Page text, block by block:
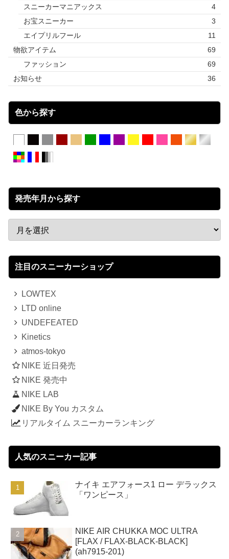
スニーカーマニアックス
4
お宝スニーカー
3
エイプリルフール
11
物欲アイテム
69
ファッション
69
お知らせ
36
色から探す
発売年月から探す
注目のスニーカーショップ
LOWTEX
LTD online
UNDEFEATED
Kinetics
atmos-tokyo
NIKE 近日発売
NIKE 発売中
NIKE LAB
NIKE By You カスタム
リアルタイム スニーカーランキング
人気のスニーカー記事
ナイキ エアフォース1 ロー デラックス
「ワンピース」
NIKE AIR CHUKKA MOC ULTRA
[FLAX / FLAX-BLACK-BLACK]
(ah7915-201)